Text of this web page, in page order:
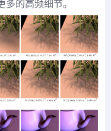
的高频细节。